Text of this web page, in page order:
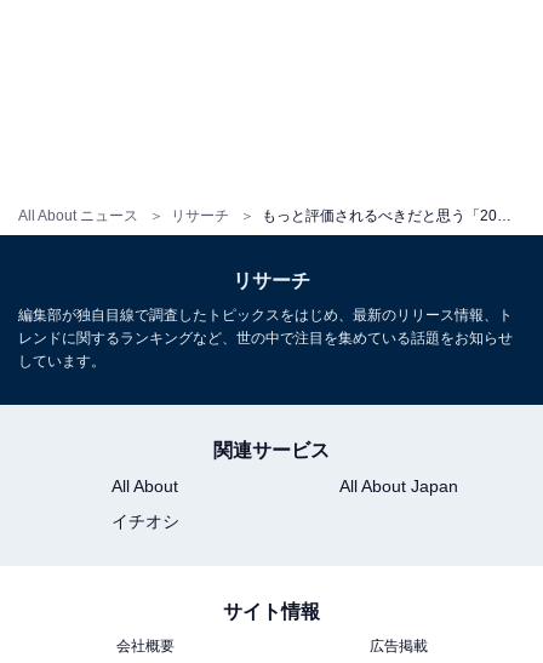
All About ニュース リサーチ もっと評価されるべきだと思う「20代女性俳優」ランキング！ 1位「今田美桜」に続く同率2位の2人は？
リサーチ
編集部が独自目線で調査したトピックスをはじめ、最新のリリース情報、ト
レンドに関するランキングなど、世の中で注目を集めている話題をお知らせ
しています。
関連サービス
All About
All About Japan
イチオシ
サイト情報
会社概要 広告掲載